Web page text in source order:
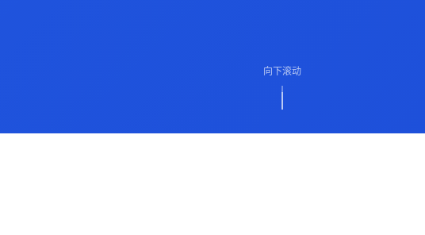
向下滚动